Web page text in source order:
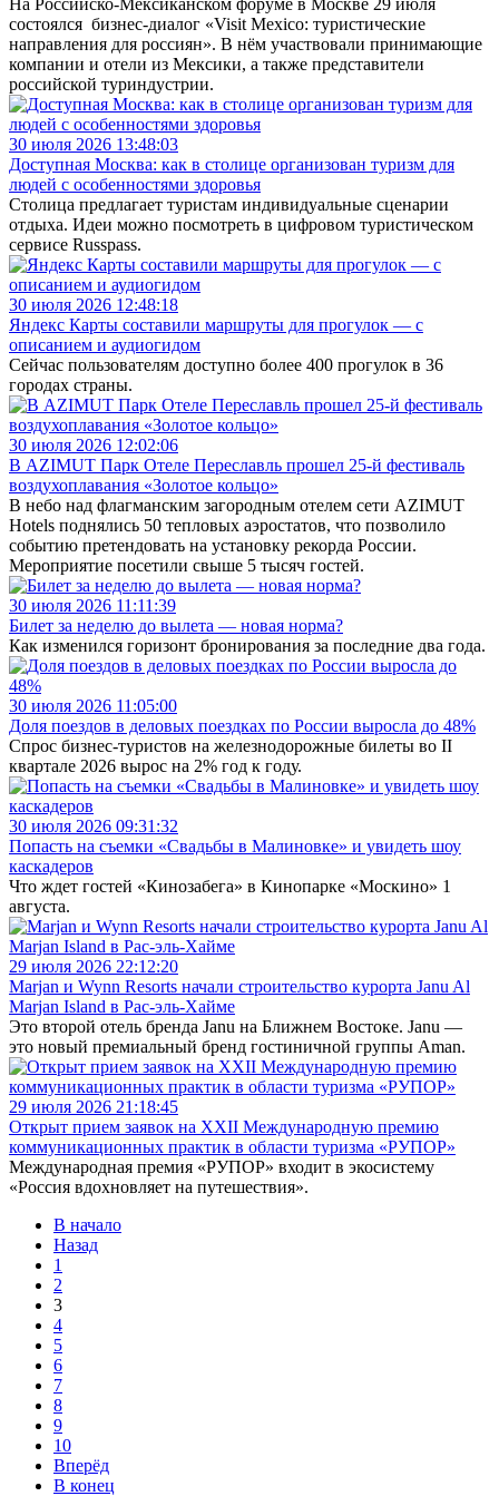
состоялся бизнес-диалог «Visit Mexico: туристические
направления для россиян». В нём участвовали принимающие
компании и отели из Мексики, а также представители
российской туриндустрии.
30 июля 2026 13:48:03
Доступная Москва: как в столице организован туризм для
людей с особенностями здоровья
Столица предлагает туристам индивидуальные сценарии
отдыха. Идеи можно посмотреть в цифровом туристическом
сервисе Russpass.
30 июля 2026 12:48:18
Яндекс Карты составили маршруты для прогулок — с
описанием и аудиогидом
Сейчас пользователям доступно более 400 прогулок в 36
городах страны.
30 июля 2026 12:02:06
В AZIMUT Парк Отеле Переславль прошел 25-й фестиваль
воздухоплавания «Золотое кольцо»
В небо над флагманским загородным отелем сети AZIMUT
Hotels поднялись 50 тепловых аэростатов, что позволило
событию претендовать на установку рекорда России.
Мероприятие посетили свыше 5 тысяч гостей.
30 июля 2026 11:11:39
Билет за неделю до вылета — новая норма?
Как изменился горизонт бронирования за последние два года.
30 июля 2026 11:05:00
Доля поездов в деловых поездках по России выросла до 48%
Спрос бизнес-туристов на железнодорожные билеты во II
квартале 2026 вырос на 2% год к году.
30 июля 2026 09:31:32
Попасть на съемки «Свадьбы в Малиновке» и увидеть шоу
каскадеров
Что ждет гостей «Кинозабега» в Кинопарке «Москино» 1
августа.
29 июля 2026 22:12:20
Marjan и Wynn Resorts начали строительство курорта Janu Al
Marjan Island в Рас-эль-Хайме
Это второй отель бренда Janu на Ближнем Востоке. Janu —
это новый премиальный бренд гостиничной группы Aman.
29 июля 2026 21:18:45
Открыт прием заявок на XXII Международную премию
коммуникационных практик в области туризма «РУПОР»
Международная премия «РУПОР» входит в экосистему
«Россия вдохновляет на путешествия».
В начало
Назад
1
2
3
4
5
6
7
8
9
10
Вперёд
В конец